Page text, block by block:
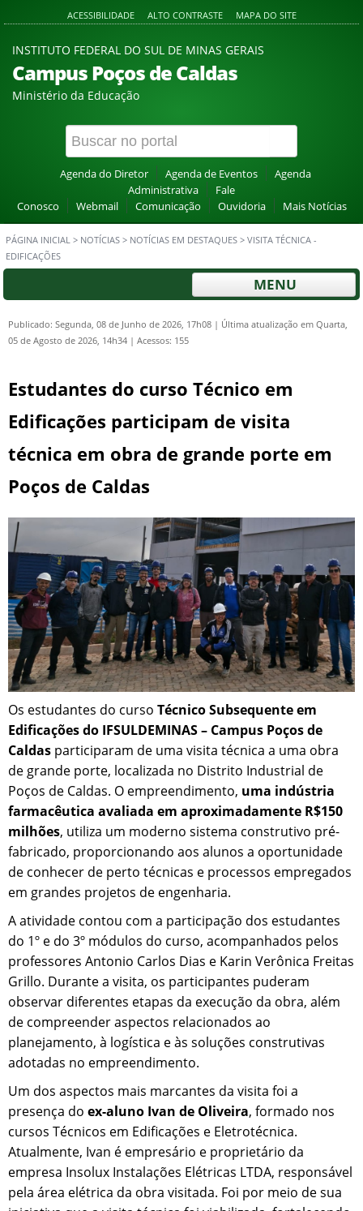
ACESSIBILIDADE ALTO CONTRASTE MAPA DO SITE
INSTITUTO FEDERAL DO SUL DE MINAS GERAIS
Campus Poços de Caldas
Ministério da Educação
Agenda do Diretor Agenda de Eventos
Agenda
Administrativa
Fale
Conosco
Webmail Comunicação Ouvidoria Mais Notícias
PÁGINA INICIAL > NOTÍCIAS > NOTÍCIAS EM DESTAQUES > VISITA TÉCNICA -
EDIFICAÇÕES
MENU
Publicado: Segunda, 08 de Junho de 2026, 17h08 | Última atualização em Quarta,
05 de Agosto de 2026, 14h34 | Acessos: 155
Estudantes do curso Técnico em
Edificações participam de visita
técnica em obra de grande porte em
Poços de Caldas
Os estudantes do curso Técnico Subsequente em
Edificações do IFSULDEMINAS – Campus Poços de
Caldas participaram de uma visita técnica a uma obra
de grande porte, localizada no Distrito Industrial de
Poços de Caldas. O empreendimento, uma indústria
farmacêutica avaliada em aproximadamente R$150
milhões, utiliza um moderno sistema construtivo pré-
fabricado, proporcionando aos alunos a oportunidade
de conhecer de perto técnicas e processos empregados
em grandes projetos de engenharia.
A atividade contou com a participação dos estudantes
do 1º e do 3º módulos do curso, acompanhados pelos
professores Antonio Carlos Dias e Karin Verônica Freitas
Grillo. Durante a visita, os participantes puderam
observar diferentes etapas da execução da obra, além
de compreender aspectos relacionados ao
planejamento, à logística e às soluções construtivas
adotadas no empreendimento.
Um dos aspectos mais marcantes da visita foi a
presença do ex-aluno Ivan de Oliveira, formado nos
cursos Técnicos em Edificações e Eletrotécnica.
Atualmente, Ivan é empresário e proprietário da
empresa Insolux Instalações Elétricas LTDA, responsável
pela área elétrica da obra visitada. Foi por meio de sua